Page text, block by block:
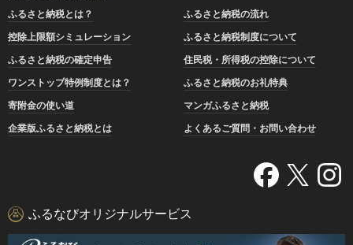
ふるさと納税とは？
ふるさと納税の流れ
控除上限額シミュレーション
ふるさと納税制度について
ふるさと納税の確定申告
住民税・所得税の控除について
ワンストップ特例制度とは？
ふるさと納税のお礼特典
寄附金の使い道
マンガふるさと納税
企業版ふるさと納税とは
よくあるご質問・お問い合わせ
ふるなびオリジナルサービス